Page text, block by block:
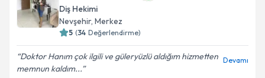
Diş Hekimi
Nevşehir, Merkez
5 (34 Değerlendirme)
Doktor Hanım çok ilgili ve güleryüzlü aldığım hizmetten
memnun kaldım...
Devamı